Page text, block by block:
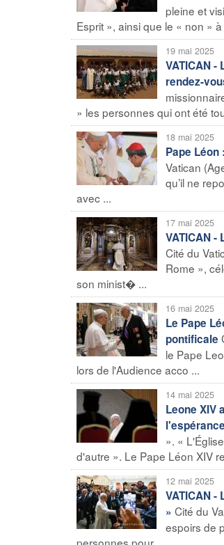
pleine et
Esprit », ainsi que le « non » à
19 mai 2025
VATICAN
rendez-
» les personnes qui ont été
18 mai 2025
Pape
Vatican
qu’il ne
avec ...
17 mai 2025
VATICAN
Cité du
Rome »,
son minist� ...
16 mai 2025
Le Pape
pontificale
le Pape
lors de l'Audience acco ...
14 mai 2025
Leone XIV
». «
d'autre ». Le Pape Léon XIV
12 mai 2025
VATICAN
» Cité du
espoirs de